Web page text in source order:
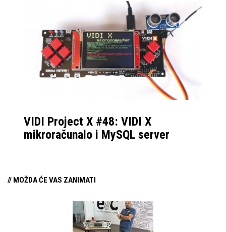
najbolju
Vidijevu superkonfu za
gamere u 2025. godini.
Osim najboljih mogućih
performansi u igrama i
zahtjevnim aplikacijama,
naše se računalo
izdvaja
VIDI Project X #48: VIDI X
mikroračunalo i MySQL server
// MOŽDA ĆE VAS ZANIMATI